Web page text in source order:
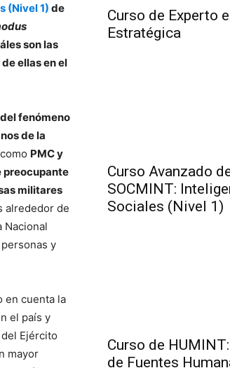
(Nivel 1) de
son las
ellas en el
fenómeno
de la
PMC y
preocupante
militares
alrededor de
Nacional
y
en cuenta la
el país y
Ejército
mayor
Curso de Experto
Estratégica
Curso Avanzado
SOCMINT:
Sociales (Nivel 1)
Curso de
de Fuentes